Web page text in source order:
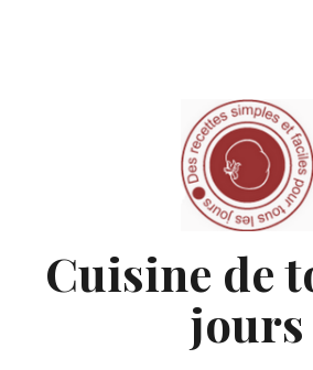
Cuisine de
jours